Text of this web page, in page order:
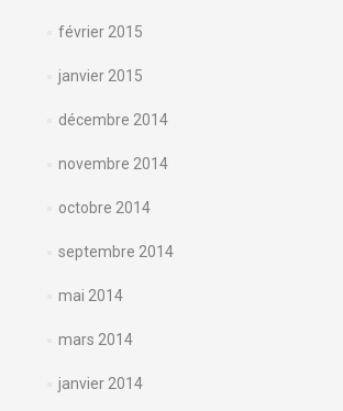
février 2015
janvier 2015
décembre 2014
novembre 2014
octobre 2014
septembre 2014
mai 2014
mars 2014
janvier 2014